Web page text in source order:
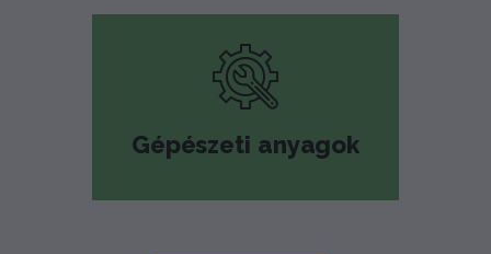
Gépészeti anyagok